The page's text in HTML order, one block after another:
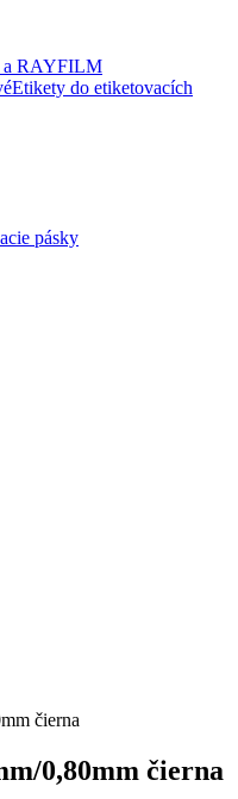
a RAYFILM
Etikety do etiketovacích
pásky
čierna
0,80mm čierna